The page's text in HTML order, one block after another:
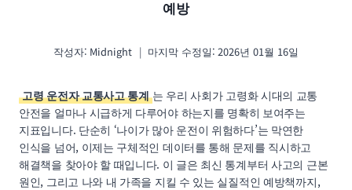
예방
작성자: Midnight 마지막 수정일: 2026년 01월 16일
고령 운전자 교통사고 통계 는 우리 사회가 고령화 시대의 교통
안전을 얼마나 시급하게 다루어야 하는지를 명확히 보여주는
지표입니다. 단순히 ‘나이가 많아 운전이 위험하다’는 막연한
인식을 넘어, 이제는 구체적인 데이터를 통해 문제를 직시하고
해결책을 찾아야 할 때입니다. 이 글은 최신 통계부터 사고의 근본
원인, 그리고 나와 내 가족을 지킬 수 있는 실질적인 예방책까지,